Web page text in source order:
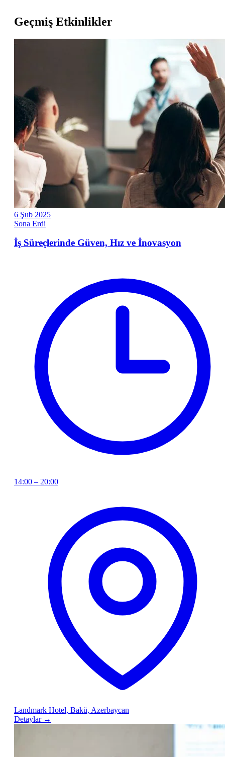
Geçmiş Etkinlikler
6 Şub 2025
Sona Erdi
İş Süreçlerinde Güven, Hız ve İnovasyon
14:00 – 20:00
Landmark Hotel, Bakü, Azerbaycan
Detaylar →